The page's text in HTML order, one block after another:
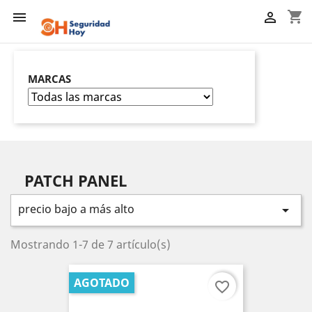
 shopping_cart

MARCAS
PATCH PANEL
precio bajo a más alto 
Mostrando 1-7 de 7 artículo(s)
AGOTADO favorite_border